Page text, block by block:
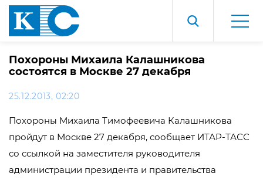
Похороны Михаила Калашникова
состоятся в Москве 27 декабря
25.12.2013, 02:20
Похороны Михаила Тимофеевича Калашникова
пройдут в Москве 27 декабря, сообщает ИТАР-ТАСС
со ссылкой на заместителя руководителя
администрации президента и правительства